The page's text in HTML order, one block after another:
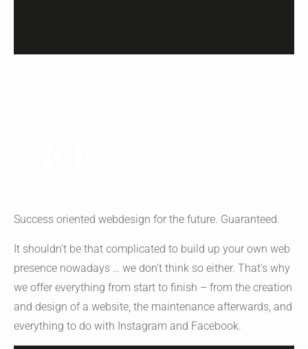
Success oriented webdesign for the future. Guaranteed.
It shouldn’t be that complicated to build up your own web
presence nowadays … we don’t think so either. That’s why
we offer everything from start to finish – from the creation
and design of a website, the maintenance afterwards, and
everything to do with Instagram and Facebook.